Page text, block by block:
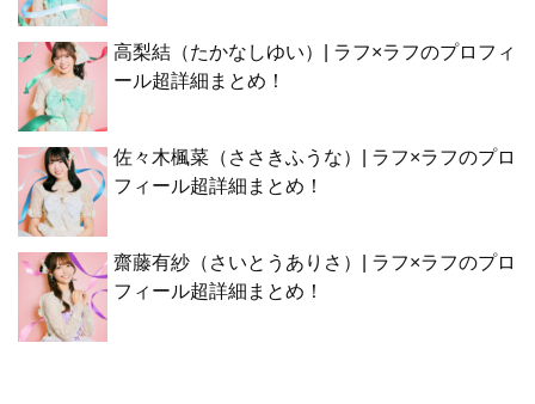
高梨結（たかなしゆい）| ラフ×ラフのプロフィ
ール超詳細まとめ！
佐々木楓菜（ささきふうな）| ラフ×ラフのプロ
フィール超詳細まとめ！
齋藤有紗（さいとうありさ）| ラフ×ラフのプロ
フィール超詳細まとめ！